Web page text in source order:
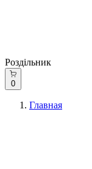
Роздільник
0
Главная